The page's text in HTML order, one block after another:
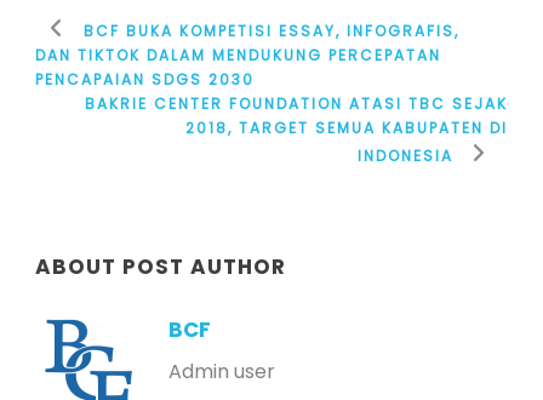
BCF BUKA KOMPETISI ESSAY, INFOGRAFIS,
DAN TIKTOK DALAM MENDUKUNG PERCEPATAN
PENCAPAIAN SDGS 2030
BAKRIE CENTER FOUNDATION ATASI TBC SEJAK
2018, TARGET SEMUA KABUPATEN DI
INDONESIA
ABOUT POST AUTHOR
BCF
Admin user